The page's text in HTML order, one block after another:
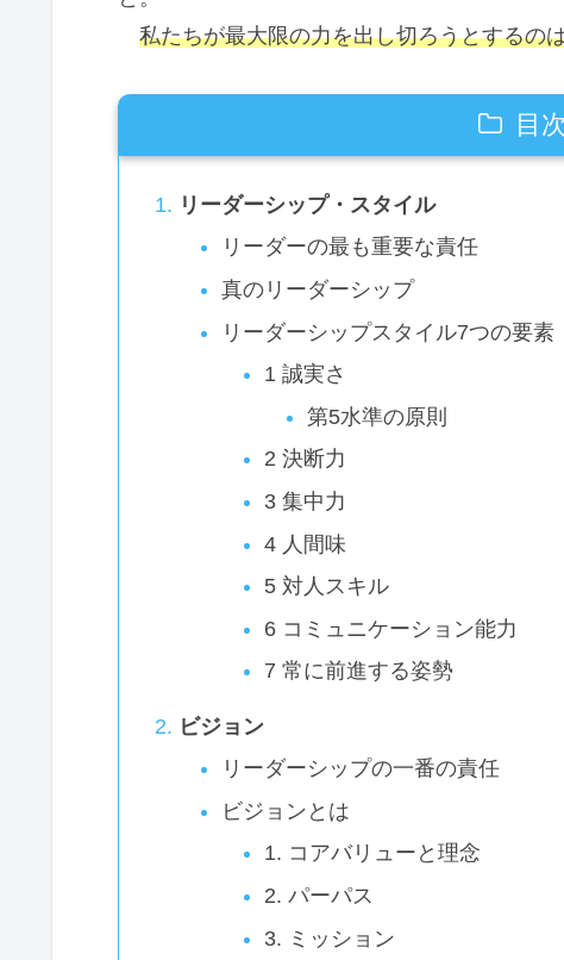
私たちが最大限の力を出し切ろうとするの
目次
リーダーシップ・スタイル
リーダーの最も重要な責任
真のリーダーシップ
リーダーシップスタイル7つの要素
1 誠実さ
第5水準の原則
2 決断力
3 集中力
4 人間味
5 対人スキル
6 コミュニケーション能力
7 常に前進する姿勢
ビジョン
リーダーシップの一番の責任
ビジョンとは
1. コアバリューと理念
2. パーパス
3. ミッション